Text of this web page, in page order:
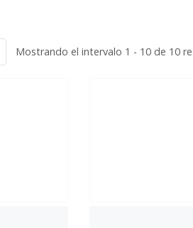
Mostrando el intervalo 1 - 10 de 10